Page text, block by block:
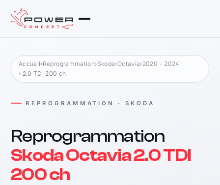
Accueil›Reprogrammation›Skoda›Octavia›2020 - 2024
› 2.0 TDI 200 ch
REPROGRAMMATION · SKODA
Reprogrammation
Skoda Octavia 2.0 TDI
200 ch